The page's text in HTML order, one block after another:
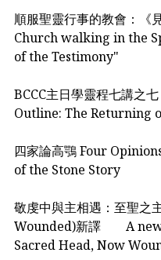
順服聖靈行事的教會：《
Church walking in the
of the Testimony"
BCCC主日學靈程七講之
Outline: The Returning
四家論高鶚 Four
of the Stone Story
敬虔中與主相遇：至聖之
Wounded)新譯 A new
Sacred Head, Now